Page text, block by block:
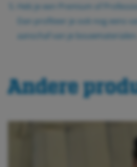
Heb je een Premium of
Dan profiteer je ook nog eens
aanschaf van je bouwmaterialen.
Andere